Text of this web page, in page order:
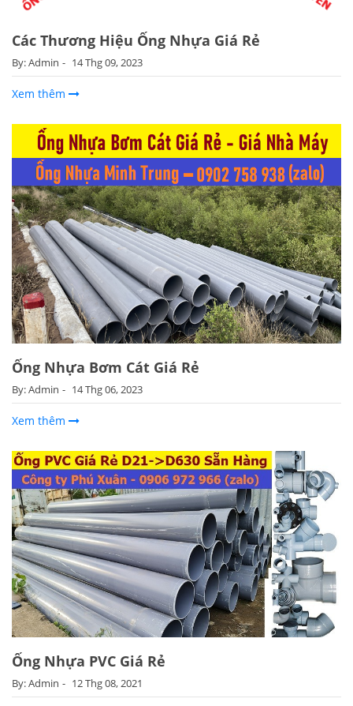
Các Thương Hiệu Ống Nhựa Giá Rẻ
By: Admin 14 Thg 09, 2023
Xem thêm
Ống Nhựa Bơm Cát Giá Rẻ
By: Admin 14 Thg 06, 2023
Xem thêm
Ống Nhựa PVC Giá Rẻ
By: Admin 12 Thg 08, 2021